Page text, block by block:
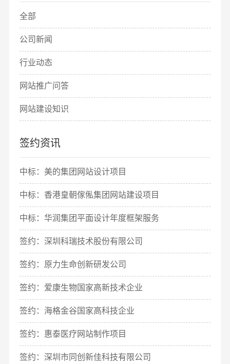
全部
公司新闻
行业动态
网站推广问答
网站建设知识
签约资讯
中标：美的集团网站设计项目
中标：香港皇朝傢俬集团网站建设项目
中标：华润集团平面设计年度框架服务
签约：深圳科瑞技术股份有限公司
签约：原力生命创新研发公司
签约：爱康生物国家高新技术企业
签约：海格金谷国家高科技企业
签约：惠泰医疗网站制作项目
签约：深圳市同创新佳科技有限公司